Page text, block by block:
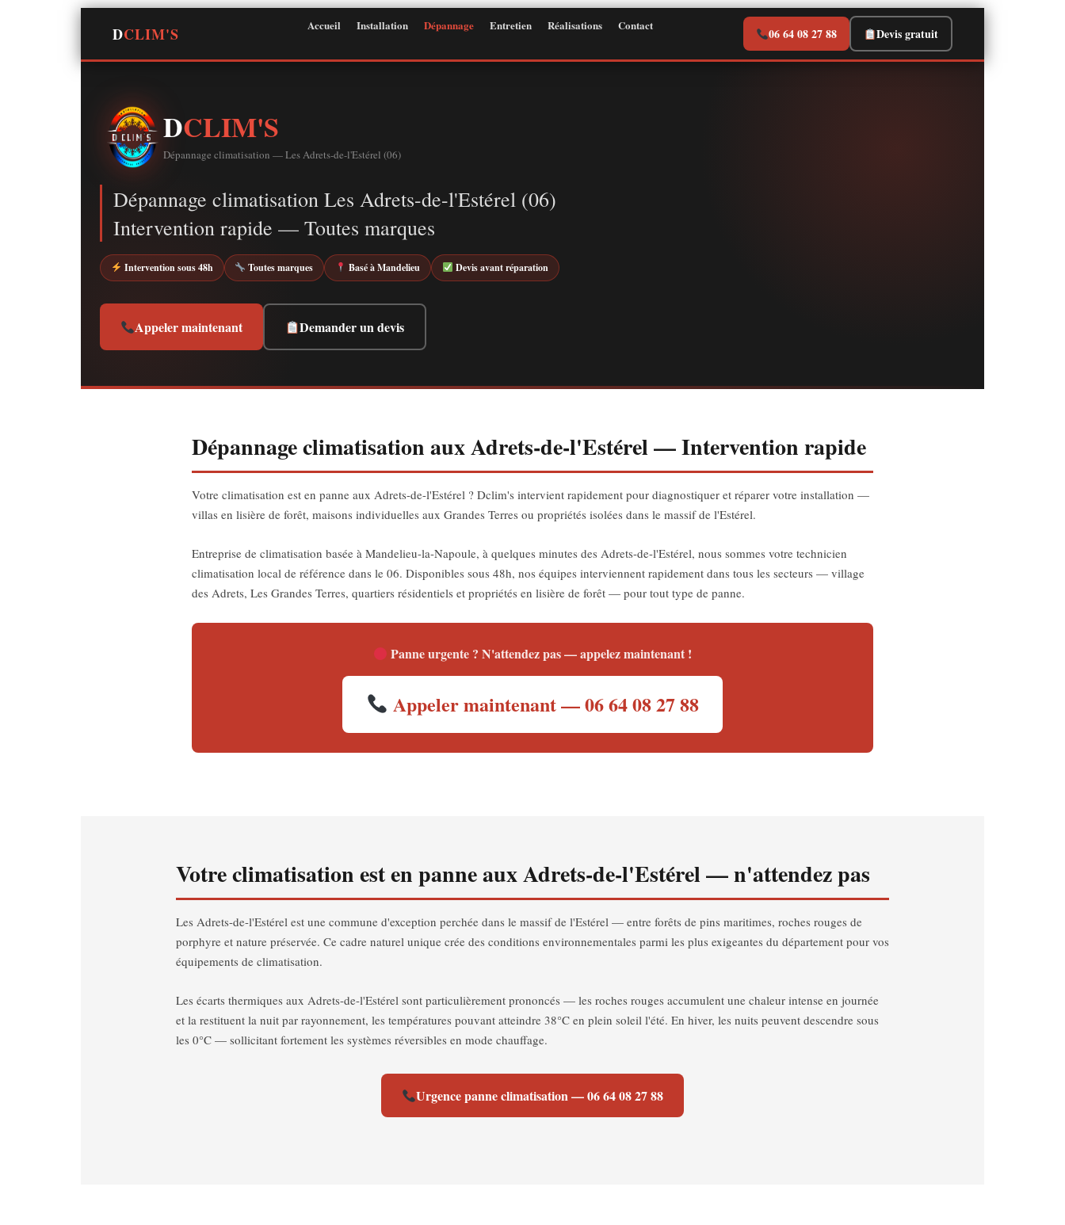
DCLIM'S Accueil Installation Dépannage Entretien Réalisations Contact
06 64 08 27 88 Devis gratuit
DCLIM'S
Dépannage climatisation — Les Adrets-de-l'Estérel (06)
Dépannage climatisation Les Adrets-de-l'Estérel (06)
Intervention rapide — Toutes marques
Intervention sous 48h Toutes marques Basé à Mandelieu Devis avant réparation
Appeler maintenant Demander un devis
Dépannage climatisation aux Adrets-de-l'Estérel — Intervention rapide
Votre climatisation est en panne aux Adrets-de-l'Estérel ? Dclim's intervient rapidement pour diagnostiquer et réparer votre installation —
villas en lisière de forêt, maisons individuelles aux Grandes Terres ou propriétés isolées dans le massif de l'Estérel.
Entreprise de climatisation basée à Mandelieu-la-Napoule, à quelques minutes des Adrets-de-l'Estérel, nous sommes votre technicien
climatisation local de référence dans le 06. Disponibles sous 48h, nos équipes interviennent rapidement dans tous les secteurs — village
des Adrets, Les Grandes Terres, quartiers résidentiels et propriétés en lisière de forêt — pour tout type de panne.
Panne urgente ? N'attendez pas — appelez maintenant !
Appeler maintenant — 06 64 08 27 88
Votre climatisation est en panne aux Adrets-de-l'Estérel — n'attendez pas
Les Adrets-de-l'Estérel est une commune d'exception perchée dans le massif de l'Estérel — entre forêts de pins maritimes, roches rouges de
porphyre et nature préservée. Ce cadre naturel unique crée des conditions environnementales parmi les plus exigeantes du département pour vos
équipements de climatisation.
Les écarts thermiques aux Adrets-de-l'Estérel sont particulièrement prononcés — les roches rouges accumulent une chaleur intense en journée
et la restituent la nuit par rayonnement, les températures pouvant atteindre 38°C en plein soleil l'été. En hiver, les nuits peuvent descendre sous
les 0°C — sollicitant fortement les systèmes réversibles en mode chauffage.
Urgence panne climatisation — 06 64 08 27 88